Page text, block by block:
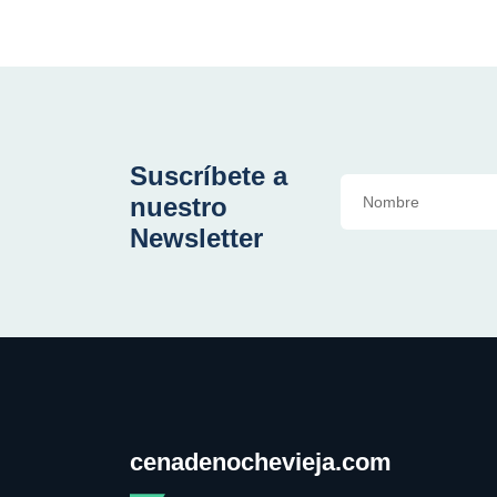
Suscríbete a
nuestro
Newsletter
cenadenochevieja.com